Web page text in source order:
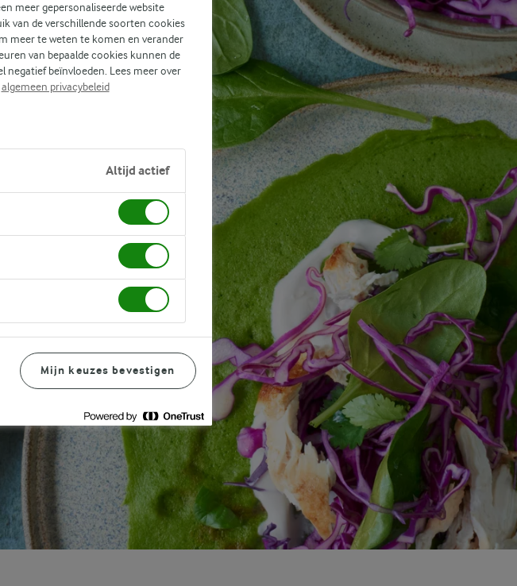
meer gepersonaliseerde website
van de verschillende soorten cookies
meer te weten te komen en verander
van bepaalde cookies kunnen de
negatief beïnvloeden. Lees meer over
algemeen privacybeleid
Altijd actief
Mijn keuzes bevestigen